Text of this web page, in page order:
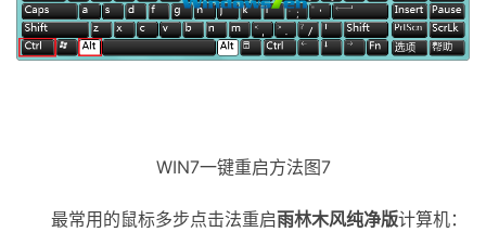
WIN7一键重启方法图7
最常用的鼠标多步点击法重启雨林木风纯净版计算机：